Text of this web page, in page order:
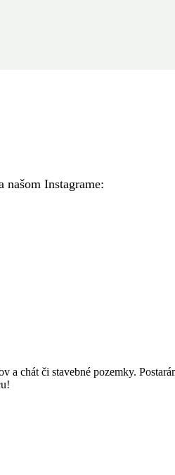
našom Instagrame:
chát či stavebné pozemky.